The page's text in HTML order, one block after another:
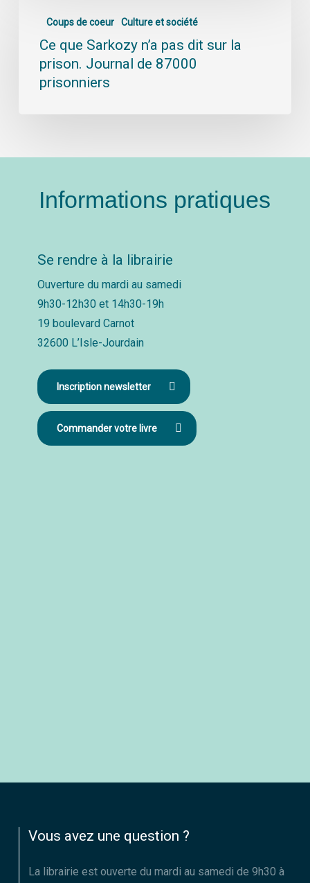
Coups de coeur Culture et société
Ce que Sarkozy n’a pas dit sur la
prison. Journal de 87000
prisonniers
Informations pratiques
Se rendre à la librairie
Ouverture du mardi au samedi
9h30-12h30 et 14h30-19h
19 boulevard Carnot
32600 L’Isle-Jourdain
Inscription newsletter
Commander votre livre
Vous avez une question ?
La librairie est ouverte du mardi au samedi de 9h30 à